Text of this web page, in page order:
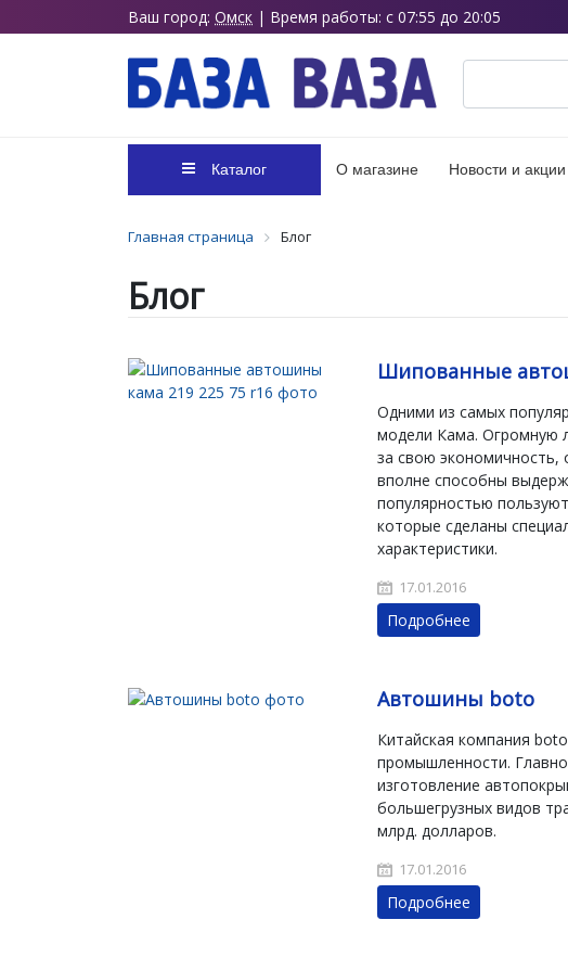
Ваш город: Омск | Время работы: с 07:55 до 20:05
Каталог О магазине Новости и акции
Главная страница Блог
Блог
Шипованные
Одними из самых
модели Кама. Огромную
за свою
вполне способны
популярностью
которые сделаны
характеристики.
17.01.2016
Подробнее
Автошины boto
Китайская компания
промышленности.
изготовление
большегрузных видов
млрд. долларов.
17.01.2016
Подробнее